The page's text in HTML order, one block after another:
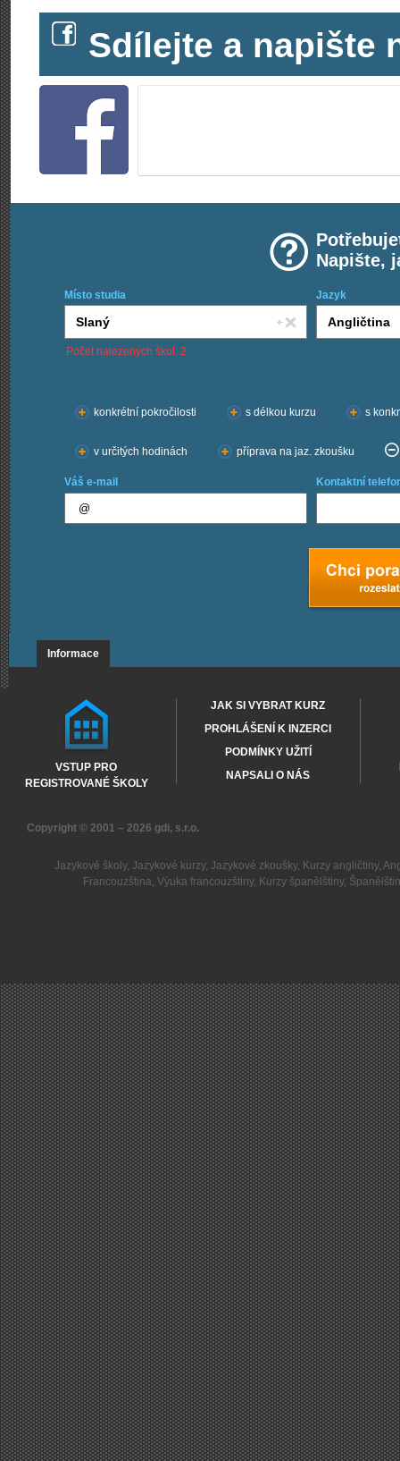
Sdílejte a napište
Napište,
Místo studia Jazyk
Počet nalezených škol: 2
konkrétní pokročilosti
s délkou kurzu s
v určitých hodinách příprava na jaz. zkoušku
Váš e-mail Kontaktní
Informace
VSTUP PRO
REGISTROVANÉ ŠKOLY
JAK SI VYBRAT KURZ
PROHLÁŠENÍ K INZERCI
PODMÍNKY UŽITÍ
NAPSALI O NÁS
Copyright © 2001 – 2026 gdi, s.r.o.
Jazykové školy, Jazykové kurzy, Jazykové zkoušky, Kurzy angličtiny,
Francouzština,Výuka francouzštiny, Kurzy španělštiny,